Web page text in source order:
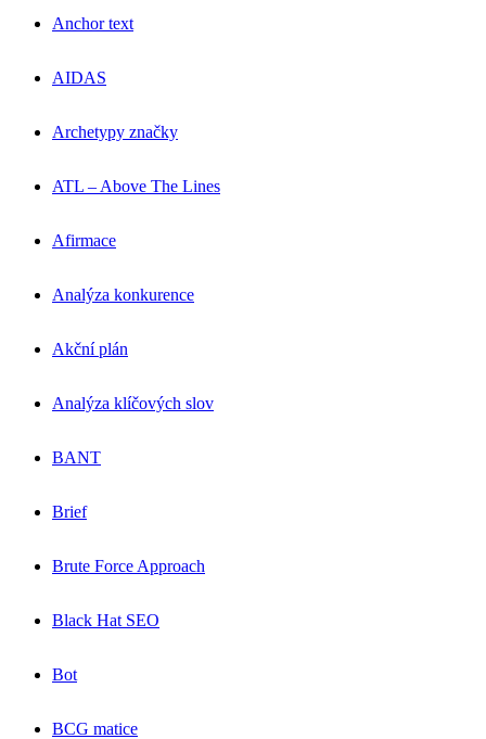
Anchor text
AIDAS
Archetypy značky
ATL – Above The Lines
Afirmace
Analýza konkurence
Akční plán
Analýza klíčových slov
BANT
Brief
Brute Force Approach
Black Hat SEO
Bot
BCG matice